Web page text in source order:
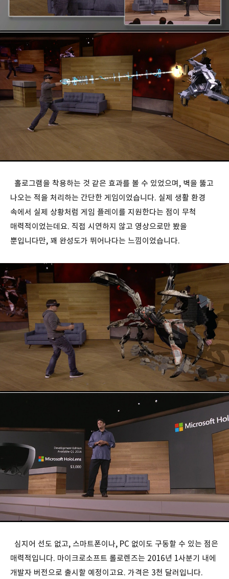
홀로그램을 착용하는 것 같은 효과를 볼 수 있었으며, 벽을 뚫고
나오는 적을 처리하는 간단한 게임이었습니다. 실제 생활 환경
속에서 실제 상황처럼 게임 플레이를 지원한다는 점이 무척
매력적이었는데요. 직접 시연하지 않고 영상으로만 봤을
뿐입니다만, 꽤 완성도가 뛰어나다는 느낌이었습니다.
심지어 선도 없고, 스마트폰이나, PC 없이도 구동할 수 있는 점은
매력적입니다. 마이크로소프트 롤로렌즈는 2016년 1사분기 내에
개발자 버전으로 출시할 예정이고요. 가격은 3천 달러입니다.